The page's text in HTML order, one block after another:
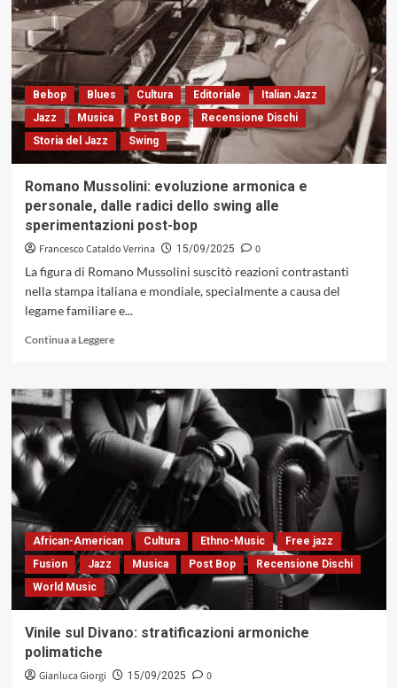
nuovo
disco
di
Antonio
Faraò
Bebop Blues Cultura Editoriale
Italian Jazz
Jazz
Musica Post Bop
Recensione Dischi
Storia del Jazz
Swing
Romano Mussolini: evoluzione armonica e
personale, dalle radici dello swing alle
sperimentazioni post-bop
Francesco Cataldo Verrina 15/09/2025
0
La figura di Romano Mussolini suscitò reazioni contrastanti
nella stampa italiana e mondiale, specialmente a causa del
legame familiare e...
Continua a LeggereLeggi
su
Romano
Mussolini:
evoluzione
armonica
personale,
dalle
radici
dello
swing
alle
sperimentazioni
post-
African-American Cultura Ethno-Music
Free jazz
Fusion
Jazz Musica Post Bop
Recensione Dischi
World Music
Vinile sul Divano: stratificazioni armoniche
polimatiche
Gianluca Giorgi 15/09/2025
0